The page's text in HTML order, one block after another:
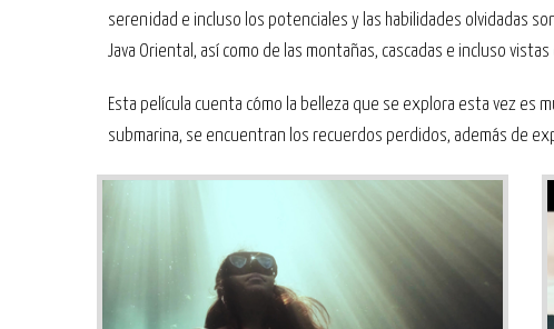
serenidad e incluso los potenciales y las habilidades olvidadas
Java Oriental, así como de las montañas, cascadas e incluso
Esta película cuenta cómo la belleza que se explora esta vez es
submarina, se encuentran los recuerdos perdidos, además de